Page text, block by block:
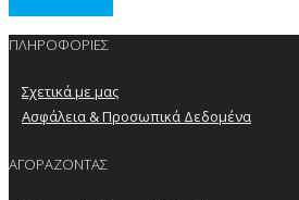
ΠΛΗΡΟΦΟΡΙΕΣ
Σχετικά με μας
Ασφάλεια & Προσωπικά Δεδομένα
ΑΓΟΡΑΖΟΝΤΑΣ